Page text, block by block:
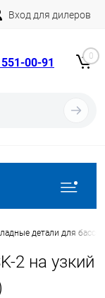
Вход для дилеров
00-91 0
детали для
2 на узкий